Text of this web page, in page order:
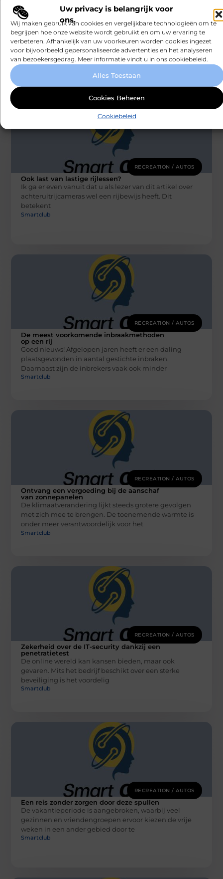
Uw privacy is belangrijk voor
ons.
Wij maken gebruik van cookies en vergelijkbare technologieën om te
begrijpen hoe onze website wordt gebruikt en om uw ervaring te
verbeteren. Afhankelijk van uw voorkeuren worden cookies ingezet
voor bijvoorbeeld gepersonaliseerde advertenties en het analyseren
van bezoekersgedrag. Meer informatie vindt u in ons cookiebeleid.
Alles Toestaan
Cookies Beheren
Cookiebeleid
RECREATION / AUTOS
De voordelen van het inhuren van een
deejay
Nu het eindelijk weer mag, wordt er (uiteraard) volop
gefeest. Studenten hervatten hun wekelijkse
feestweekenden en verjaardagen worden uitgebreider
gevierd
RECREATION / AUTOS
Ook last van lastige rijlessen?
Ik ga er even vanuit dat u als lezer van dit artikel over
achteruitrijcameras wel een rijbewijs heeft. Dit
betekent
Smartclub
RECREATION / AUTOS
De meest voorkomende inbraakmethoden
op een rij
Goed nieuws! Afgelopen jaren heeft er een daling
plaatsgevonden in aantal gestichte inbraken.
Daarnaast zijn de inbrekers vaak ook minder
Smartclub
RECREATION / AUTOS
Ontvang een vergoeding bij de aanschaf
van zonnepanelen
De klimaatverandering lijkt steeds grotere gevolgen
met zich mee te brengen. De toenemende warmte is
onder meer verantwoordelijk voor het
Smartclub
RECREATION / AUTOS
Zekerheid over de IT-security dankzij een
penetratietest
De online wereld kan kansen bieden, maar ook
gevaren. Mits het bedrijf beschikt over een sterke
beveiliging is het voordelig
Smartclub
RECREATION / AUTOS
Een reis zonder zorgen door deze spullen
De vakantieperiode is aangebroken, waarbij veel
gezinnen en vriendengroepen ervoor kiezen de vrije
weken in een ander gebied door te
Smartclub